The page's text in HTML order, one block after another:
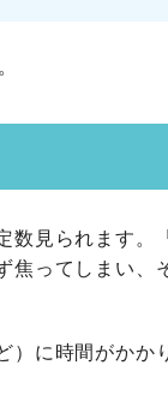
見られます
ってしまい
に時間がか